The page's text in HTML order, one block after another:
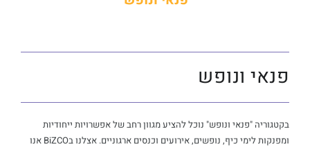
פנאי ונופש
בקטגוריה "פנאי ונופש" נוכל להציע מגוון רחב של אפשרויות ייחודיות
ומפנקות לימי כיף, נופשים, אירועים וכנסים ארגוניים. אצלנו בBiZCO אנו